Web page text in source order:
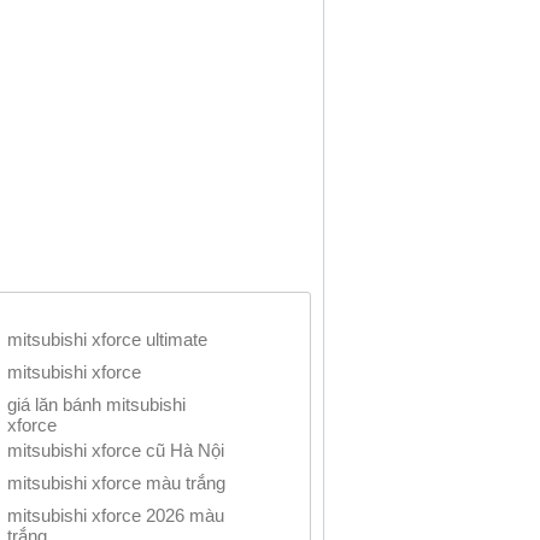
mitsubishi xforce ultimate
mitsubishi xforce
giá lăn bánh mitsubishi
xforce
mitsubishi xforce cũ Hà Nội
mitsubishi xforce màu trắng
mitsubishi xforce 2026 màu
trắng